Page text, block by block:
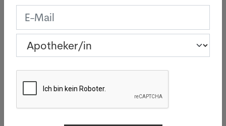
Apotheker/in in Männedorf
Drogist/in oder Fachperson Apotheke bzw.
Pharma-Assistent/in in Hinwil
Apothekerin in Diessenhofen